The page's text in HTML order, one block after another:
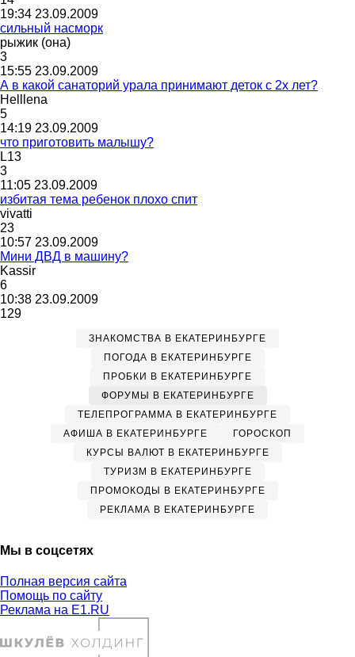
19:34 23.09.2009
сильный насморк
рыжик (она)
3
15:55 23.09.2009
А в какой санаторий урала принимают деток с 2х лет?
Helllena
5
14:19 23.09.2009
что приготовить малышу?
L13
3
11:05 23.09.2009
избитая тема ребенок плохо спит
vivatti
23
10:57 23.09.2009
Мини ДВД в машину?
Kassir
6
10:38 23.09.2009
129
ЗНАКОМСТВА В ЕКАТЕРИНБУРГЕ
ПОГОДА В ЕКАТЕРИНБУРГЕ
ПРОБКИ В ЕКАТЕРИНБУРГЕ
ФОРУМЫ В ЕКАТЕРИНБУРГЕ
ТЕЛЕПРОГРАММА В ЕКАТЕРИНБУРГЕ
АФИША В ЕКАТЕРИНБУРГЕ
ГОРОСКОП
КУРСЫ ВАЛЮТ В ЕКАТЕРИНБУРГЕ
ТУРИЗМ В ЕКАТЕРИНБУРГЕ
ПРОМОКОДЫ В ЕКАТЕРИНБУРГЕ
РЕКЛАМА В ЕКАТЕРИНБУРГЕ
Мы в соцсетях
Полная версия сайта
Помощь по сайту
Реклама на E1.RU